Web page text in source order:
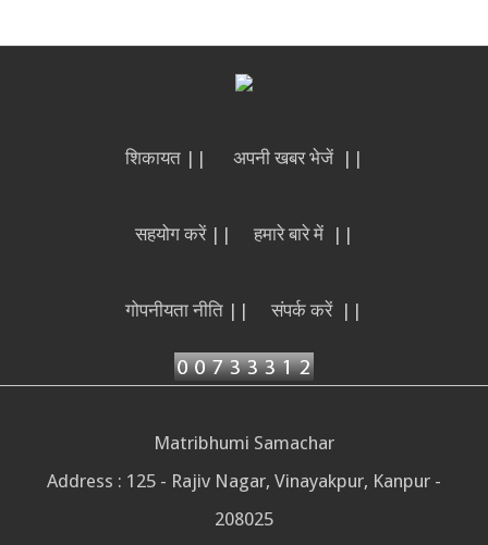
शिकायत || अपनी खबर भेजें ||
सहयोग करें || हमारे बारे में ||
गोपनीयता नीति || संपर्क करें ||
Matribhumi Samachar
Address : 125 - Rajiv Nagar, Vinayakpur, Kanpur -
208025